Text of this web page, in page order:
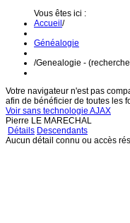
Vous êtes ici :
Accueil /
Généalogie
/Genealogie -
Votre navigateur n'est pas
afin de bénéficier de toutes les
Voir sans technologie AJAX
Pierre LE MARECHAL
Détails Descendants
Aucun détail connu ou accès